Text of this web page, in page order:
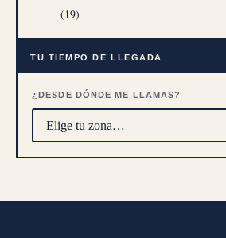
(19)
TU TIEMPO DE LLEGADA
¿DESDE DÓNDE ME LLAMAS?